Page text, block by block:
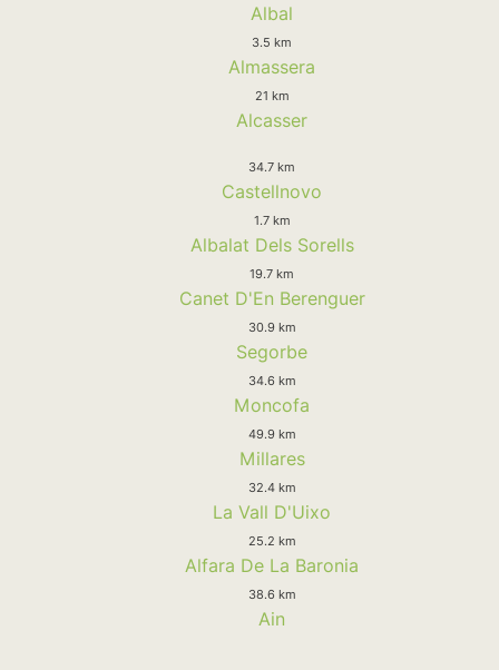
Albal
3.5 km
Almassera
21 km
Alcasser
34.7 km
Castellnovo
1.7 km
Albalat Dels Sorells
19.7 km
Canet D'En Berenguer
30.9 km
Segorbe
34.6 km
Moncofa
49.9 km
Millares
32.4 km
La Vall D'Uixo
25.2 km
Alfara De La Baronia
38.6 km
Ain